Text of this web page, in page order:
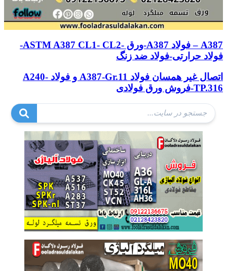
A387 – فولاد A387-ورق -ASTM A387 CL1- CL2-
فولاد حرارتی-فولاد ضد زنگ
اتصال غیر همسان فولاد A387-Gr.11 و فولاد A240-
TP.316-فروش ورق فولادی